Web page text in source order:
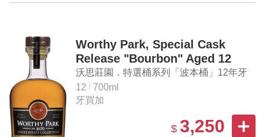
Worthy Park, Special Cask
Release "Bourbon" Aged 12
Years Jamaica Rum
沃思莊園．特選桶系列「波本桶」12年牙
買加蘭姆酒
12
700ml
牙買加
$ 3,250